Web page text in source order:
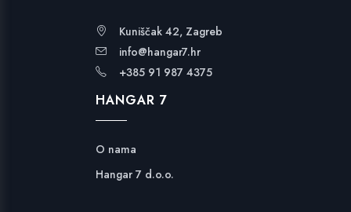
Kuniščak 42, Zagreb
info@hangar7.hr
+385 91 987 4375
HANGAR 7
O nama
Hangar 7 d.o.o.